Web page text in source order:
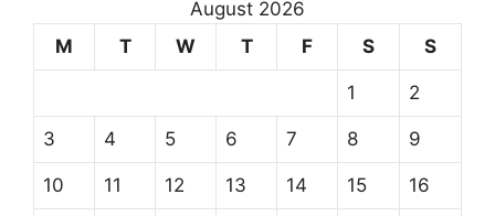
August 2026
M
T W T F S S
1 2
3 4 5 6 7 8 9
10 11 12 13 14 15 16